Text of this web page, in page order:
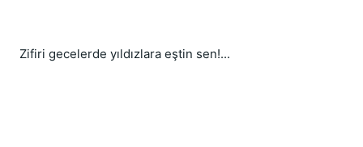
Zifiri gecelerde yıldızlara eştin sen!...